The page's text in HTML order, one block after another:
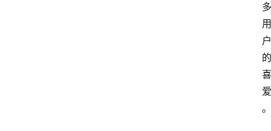
多
用
户
的
喜
爱
。